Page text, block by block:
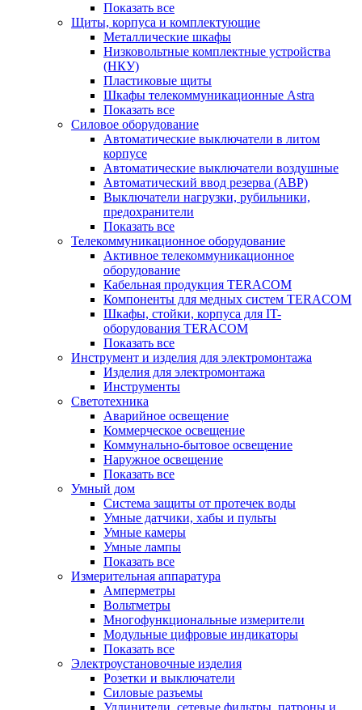
Показать все
Щиты, корпуса и комплектующие
Металлические шкафы
Низковольтные комплектные устройства
(НКУ)
Пластиковые щиты
Шкафы телекоммуникационные Astra
Показать все
Силовое оборудование
Автоматические выключатели в литом
корпусе
Автоматические выключатели воздушные
Автоматический ввод резерва (АВР)
Выключатели нагрузки, рубильники,
предохранители
Показать все
Телекоммуникационное оборудование
Активное телекоммуникационное
оборудование
Кабельная продукция TERACOM
Компоненты для медных систем TERACOM
Шкафы, стойки, корпуса для IT-
оборудования TERACOM
Показать все
Инструмент и изделия для электромонтажа
Изделия для электромонтажа
Инструменты
Светотехника
Аварийное освещение
Коммерческое освещение
Коммунально-бытовое освещение
Наружное освещение
Показать все
Умный дом
Система защиты от протечек воды
Умные датчики, хабы и пульты
Умные камеры
Умные лампы
Показать все
Измерительная аппаратура
Амперметры
Вольтметры
Многофункциональные измерители
Модульные цифровые индикаторы
Показать все
Электроустановочные изделия
Розетки и выключатели
Силовые разъемы
Удлинители, сетевые фильтры, патроны и